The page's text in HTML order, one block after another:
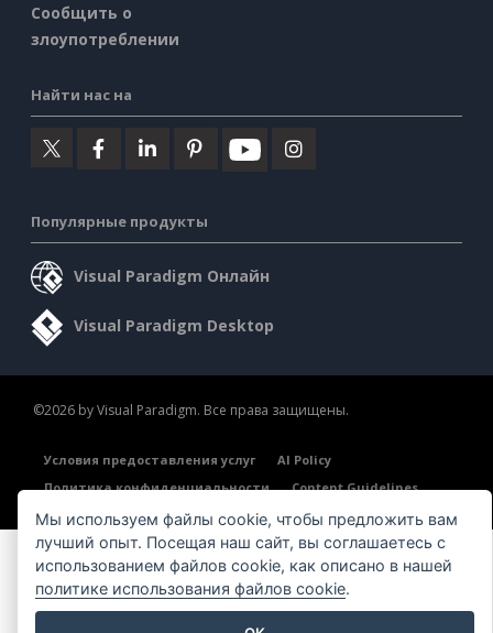
Сообщить о
злоупотреблении
Найти нас на
Популярные продукты
Visual Paradigm Онлайн
Visual Paradigm Desktop
©2026 by Visual Paradigm. Все права защищены.
Условия предоставления услуг
AI Policy
Политика конфиденциальности
Content Guidelines
Обзор системы безопасности
Мы используем файлы cookie, чтобы предложить вам
лучший опыт. Посещая наш сайт, вы соглашаетесь с
использованием файлов cookie, как описано в нашей
политике использования файлов cookie.